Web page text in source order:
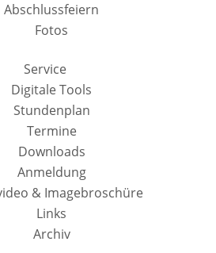
Abschlussfeiern
Fotos
Service
Digitale Tools
Stundenplan
Termine
Downloads
Anmeldung
& Imagebroschüre
Links
Archiv